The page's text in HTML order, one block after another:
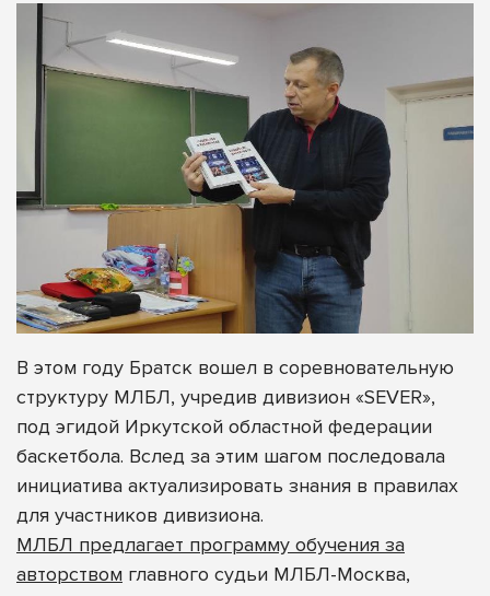
В этом году Братск вошел в соревновательную
структуру МЛБЛ, учредив дивизион «SEVER»,
под эгидой Иркутской областной федерации
баскетбола. Вслед за этим шагом последовала
инициатива актуализировать знания в правилах
для участников дивизиона.
МЛБЛ предлагает программу обучения за
авторством главного судьи МЛБЛ-Москва,